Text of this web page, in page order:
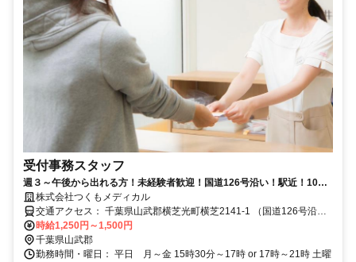
受付事務スタッフ
週３～午後から出れる方！未経験者歓迎！国道126号沿い！駅近！10代
～50代の方が活躍中！健康知識も習得出来ます！
株式会社つくもメディカル
交通アクセス： 千葉県山武郡横芝光町横芝2141-1 （国道126号沿
い） JR総武本線横芝駅 徒歩7分 アクセス: JR総武本線 横芝駅 徒
歩7分 国道126号沿い、山崎病院の隣 店舗前、後ろに駐車場10台以上
完備。
時給1,250円～1,500円
千葉県山武郡
勤務時間・曜日： 平日 月～金 15時30分～17時 or 17時～21時 土曜